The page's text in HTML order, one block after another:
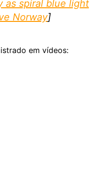
as spiral blue light
Norway]
em vídeos: